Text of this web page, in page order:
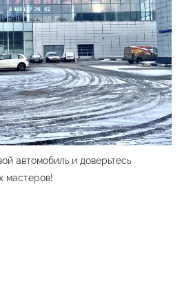
автомобиль и доверьтесь
мастеров!